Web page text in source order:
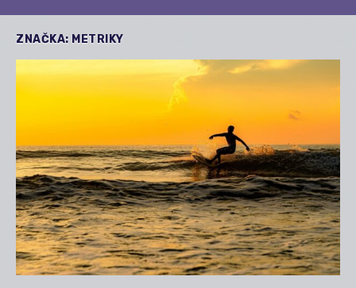
ZNAČKA: METRIKY